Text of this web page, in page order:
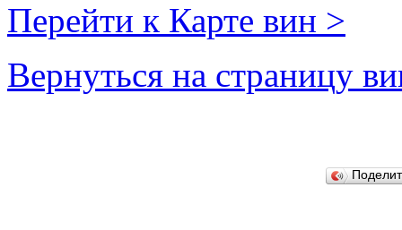
Перейти к Карте вин >
Вернуться на страницу